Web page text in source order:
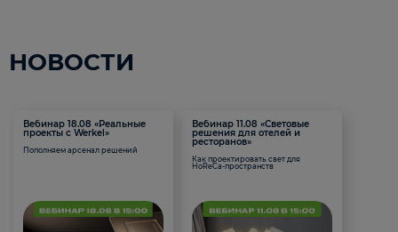
НОВОСТИ
Вебинар 18.08 «Реальные
проекты с Werkel»
Пополняем арсенал решений
Вебинар 11.08 «Световые
решения для отелей и
ресторанов»
Как проектировать свет для
HoReCa-пространств